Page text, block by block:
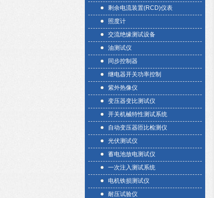
剩余电流装置(RCD)仪表
照度计
交流绝缘测试设备
油测试仪
同步控制器
继电器开关功率控制
紫外热像仪
变压器变比测试仪
开关机械特性测试系统
自动变压器匝比检测仪
光伏测试仪
蓄电池放电测试仪
一次注入测试系统
电机铁损测试仪
耐压试验仪